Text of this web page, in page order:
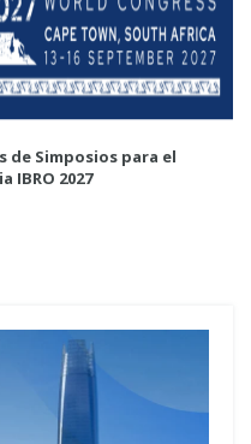
Simposios para el
IBRO 2027